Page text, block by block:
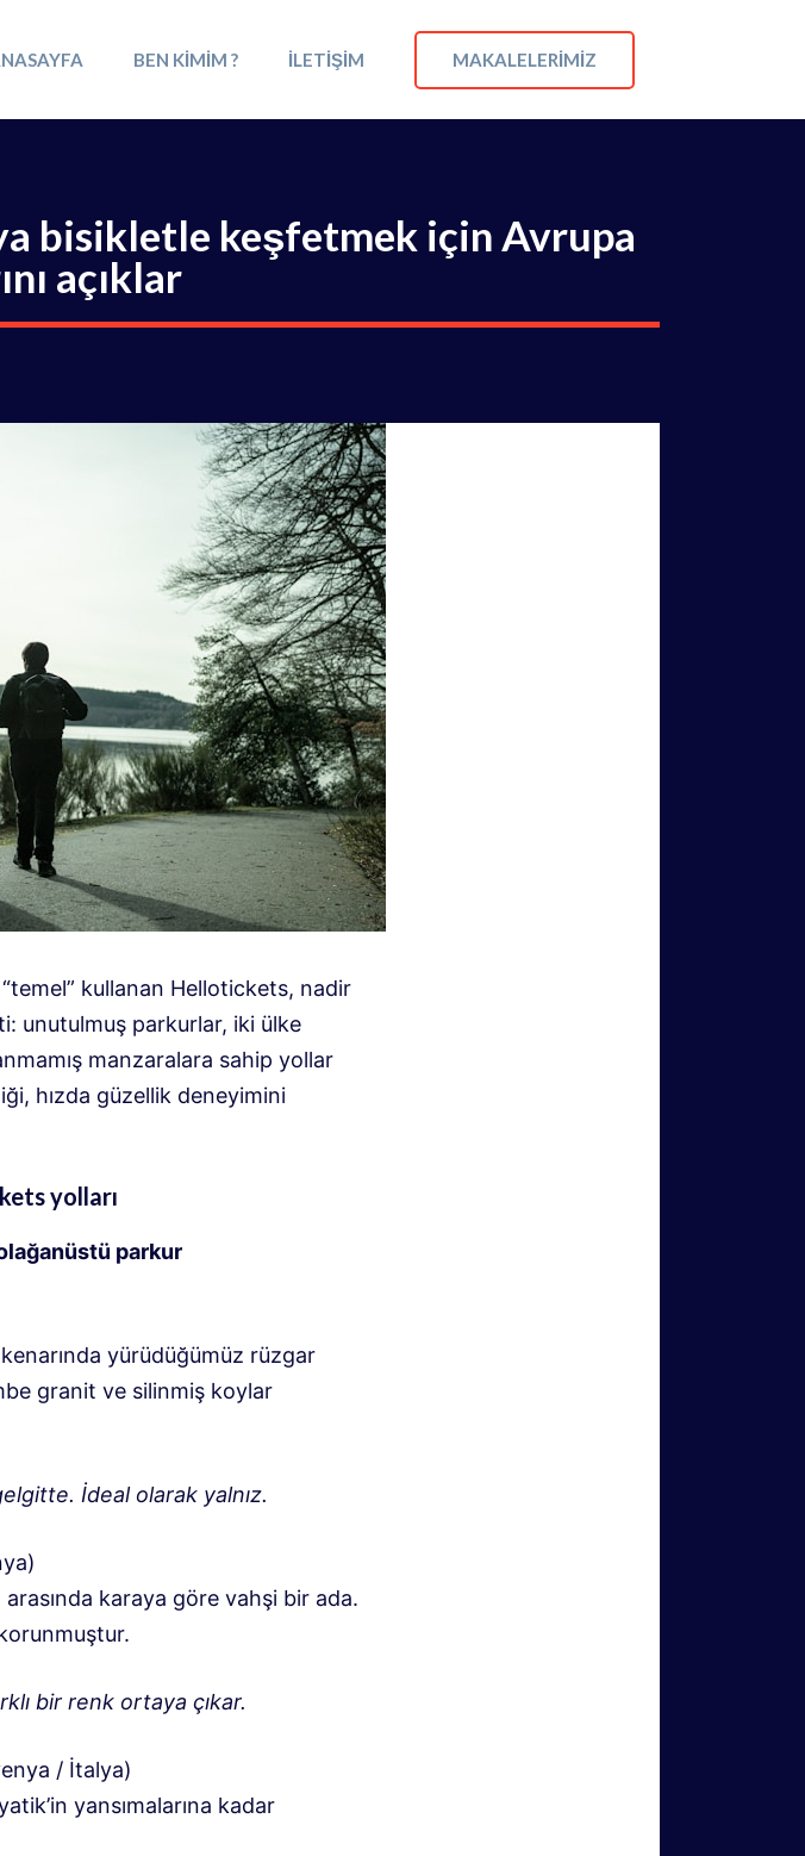
BEN KIMIM ? İLETIŞIM MAKALELERIMIZ
bisikletle keşfetmek için Avrupa
açıklar
kullanan Hellotickets, nadir
unutulmuş parkurlar, iki ülke
manzaralara sahip yollar
hızda güzellik deneyimini
yolları
parkur
yürüdüğümüz rüzgar
granit ve silinmiş koylar
İdeal olarak yalnız.
arasında karaya göre vahşi bir ada.
bir renk ortaya çıkar.
/ İtalya)
yansımalarına kadar